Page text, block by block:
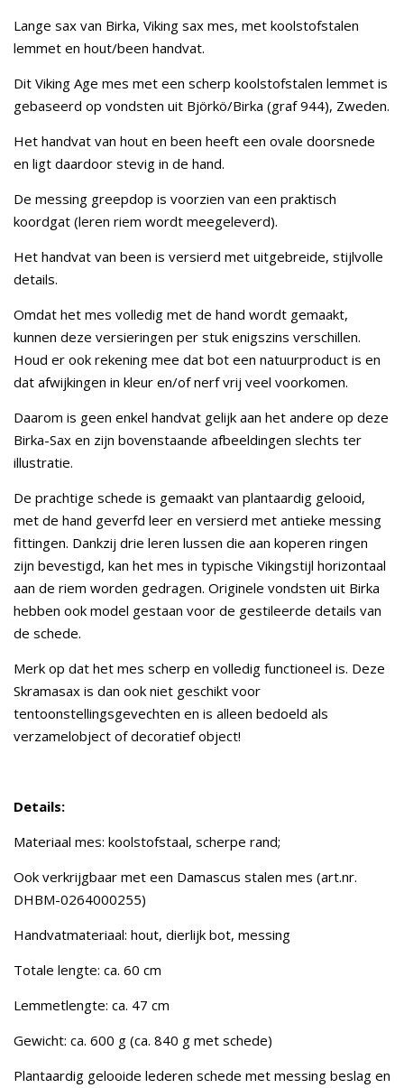
Lange sax van Birka, Viking sax mes, met koolstofstalen
lemmet en hout/been handvat.
Dit Viking Age mes met een scherp koolstofstalen lemmet is
gebaseerd op vondsten uit Björkö/Birka (graf 944), Zweden.
Het handvat van hout en been heeft een ovale doorsnede
en ligt daardoor stevig in de hand.
De messing greepdop is voorzien van een praktisch
koordgat (leren riem wordt meegeleverd).
Het handvat van been is versierd met uitgebreide, stijlvolle
details.
Omdat het mes volledig met de hand wordt gemaakt,
kunnen deze versieringen per stuk enigszins verschillen.
Houd er ook rekening mee dat bot een natuurproduct is en
dat afwijkingen in kleur en/of nerf vrij veel voorkomen.
Daarom is geen enkel handvat gelijk aan het andere op deze
Birka-Sax en zijn bovenstaande afbeeldingen slechts ter
illustratie.
De prachtige schede is gemaakt van plantaardig gelooid,
met de hand geverfd leer en versierd met antieke messing
fittingen. Dankzij drie leren lussen die aan koperen ringen
zijn bevestigd, kan het mes in typische Vikingstijl horizontaal
aan de riem worden gedragen. Originele vondsten uit Birka
hebben ook model gestaan voor de gestileerde details van
de schede.
Merk op dat het mes scherp en volledig functioneel is. Deze
Skramasax is dan ook niet geschikt voor
tentoonstellingsgevechten en is alleen bedoeld als
verzamelobject of decoratief object!
Details:
Materiaal mes: koolstofstaal, scherpe rand;
Ook verkrijgbaar met een Damascus stalen mes (art.nr.
DHBM-0264000255)
Handvatmateriaal: hout, dierlijk bot, messing
Totale lengte: ca. 60 cm
Lemmetlengte: ca. 47 cm
Gewicht: ca. 600 g (ca. 840 g met schede)
Plantaardig gelooide lederen schede met messing beslag en